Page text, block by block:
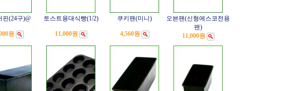
핀(24구)@
원
토스트용대식빵(1/2)
11,000원
쿠키팬(미니)
4,560원
오븐팬(신형에스코전용
팬)
11,000원